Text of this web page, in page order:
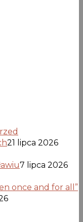
21 lipca 2026
7 lipca 2026
once and for all”